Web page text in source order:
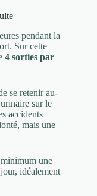
pendant la
Sur cette
4 sorties par
se retenir au-
sur le
accidents
mais une
une
idéalement